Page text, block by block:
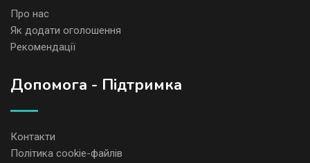
Про нас
Як додати оголошення
Рекомендації
Допомога - Підтримка
Контакти
Політика cookie-файлів